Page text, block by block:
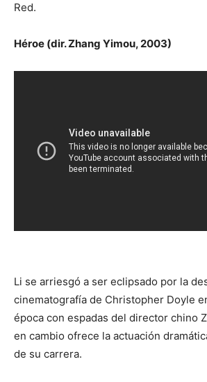
Red.
Héroe (dir. Zhang Yimou, 2003)
Li se arriesgó a ser eclipsado por la
cinematografía de Christopher Doyle
época con espadas del director chino
en cambio ofrece la actuación
de su carrera.